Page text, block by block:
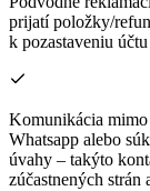
prijatí položky/
k pozastaveniu účtu
Komunikácia
Whatsapp alebo
úvahy – takýto
zúčastnených strán